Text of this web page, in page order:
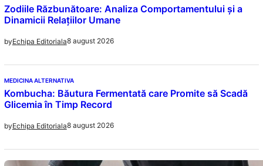
Zodiile Răzbunătoare: Analiza Comportamentului și a
Dinamicii Relațiilor Umane
byEchipa Editoriala8 august 2026
MEDICINA ALTERNATIVA
Kombucha: Băutura Fermentată care Promite să Scadă
Glicemia în Timp Record
byEchipa Editoriala8 august 2026